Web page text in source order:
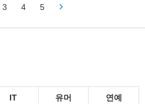
3 4 5
IT 유머 연예